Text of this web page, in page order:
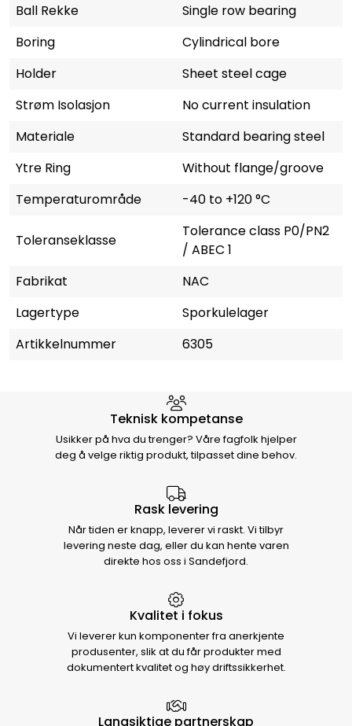
Ball Rekke
Single row bearing
Boring
Cylindrical bore
Holder
Sheet steel cage
Strøm Isolasjon
No current insulation
Materiale
Standard bearing steel
Ytre Ring
Without flange/groove
Temperaturområde
-40 to +120 °C
Toleranseklasse
Tolerance class P0/PN2
/ ABEC 1
Fabrikat
NAC
Lagertype
Sporkulelager
Artikkelnummer
6305
Hvorfor velge Storm Halvorsen
Teknisk kompetanse
Usikker på hva du trenger? Våre fagfolk hjelper
deg å velge riktig produkt, tilpasset dine behov.
Rask levering
Når tiden er knapp, leverer vi raskt. Vi tilbyr
levering neste dag, eller du kan hente varen
direkte hos oss i Sandefjord.
Kvalitet i fokus
Vi leverer kun komponenter fra anerkjente
produsenter, slik at du får produkter med
dokumentert kvalitet og høy driftssikkerhet.
Langsiktige partnerskap